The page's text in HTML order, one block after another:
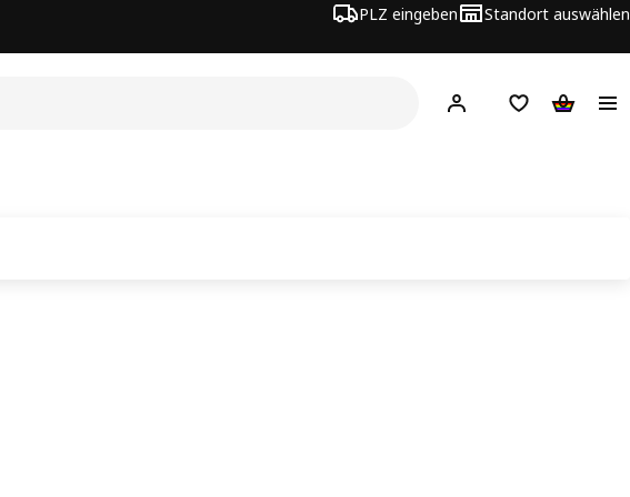
PLZ eingeben Standort auswählen
Hej! Hier einloggen
Merkzettel